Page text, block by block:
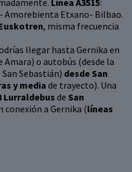
Línea A3515:
Amorebienta Etxano- Bilbao.
, misma frecuencia
llegar hasta Gernika en
o autobús (desde la
Sebastián) desde San
y mediade trayecto). Una
Lurraldebus de San
conexión a Gernika (líneas